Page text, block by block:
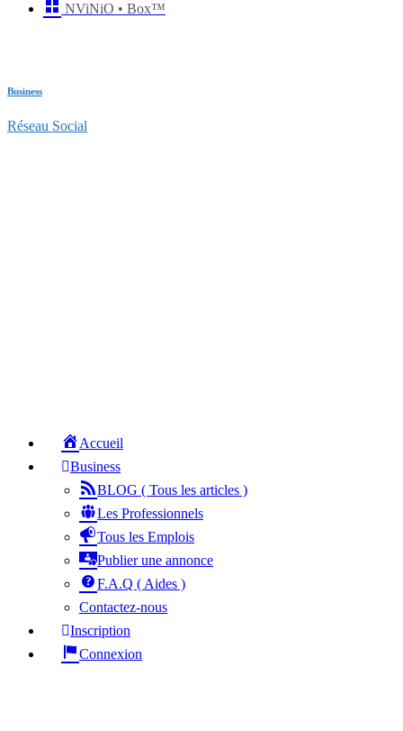
NViNiO • Box™
Business
Réseau Social
Accueil
Business
BLOG ( Tous les articles )
Les Professionnels
Tous les Emplois
Publier une annonce
F.A.Q ( Aides )
Contactez-nous
Inscription
Connexion